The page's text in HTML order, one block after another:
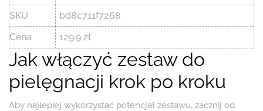
SKU
bd8c711f7268
Cena
129.9 zł
Jak włączyć zestaw do
pielęgnacji krok po kroku
Aby najlepiej wykorzystać potencjał zestawu, zacznij od